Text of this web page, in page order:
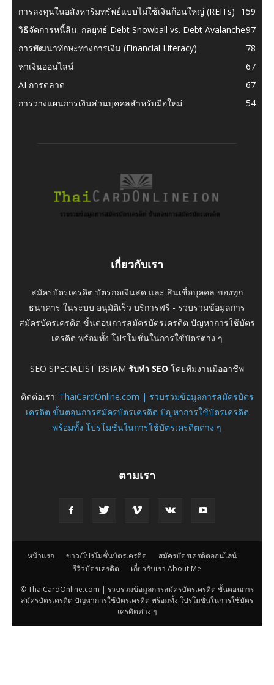
การลงทุนในอสังหาริมทรัพย์แบบไม่ใช้เงินก้อนใหญ่ (REITs)
159
วิธีจัดการหนี้สิน: กลยุทธ์ Debt Snowball vs. Debt Avalanche97
การพัฒนาทักษะทางการเงิน (Financial Literacy)
78
หาเงินออนไลน์
67
AI การตลาด
67
การวางแผนการเงินส่วนบุคคลสำหรับมือใหม่
54
เกี่ยวกับเรา
สมัครบัตรเครดิต บัตรกดเงินสด และ สินเชื่อบุคคล ของทุก
ธนาคาร ในระบบ อนุมัติเร็ว บริการฟรี - รวบรวมข้อมูลการ
สมัครบัตรเครดิต ขั้นตอนการสมัครบัตรเครดิต ปัญหาการใช้บัตร
เครดิต พร้อมทั้ง โปรโมชั่นในการใช้บัตรต่าง ๆ
SEO SPECIALIST I3SIAM รับทำ SEO โดยทีมงานมืออาชีพ
ติดต่อเรา: ThaiCardOnline.com | รวบรวมข้อมูลการสมัครบัตร
เครดิต ขั้นตอนการสมัครบัตรเครดิต ปัญหาการใช้บัตรเครดิต
พร้อมทั้ง โปรโมชั่นในการใช้บัตรเครดิตต่าง ๆ
ตามเรา
หน้าแรก ข่าว/โปรโมชั่นบัตรเครดิต
สมัครบัตรเครดิตออนไลน์
รีวิวบัตรเครดิต
เกี่ยวกับเรา About Me
© ThaiCardOnline.com | รวบรวมข้อมูลการสมัครบัตรเครดิต ขั้นตอนการ
สมัครบัตรเครดิต ปัญหาการใช้บัตรเครดิต พร้อมทั้ง โปรโมชั่นในการใช้บัตร
เครดิตต่าง ๆ